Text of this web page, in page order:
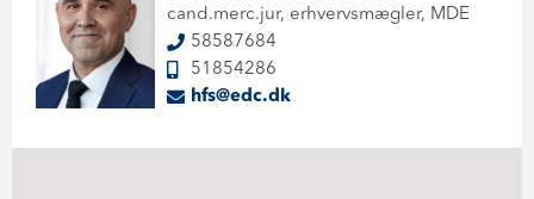
cand.merc.jur, erhvervsmægler, MDE
58587684
51854286
hfs@edc.dk